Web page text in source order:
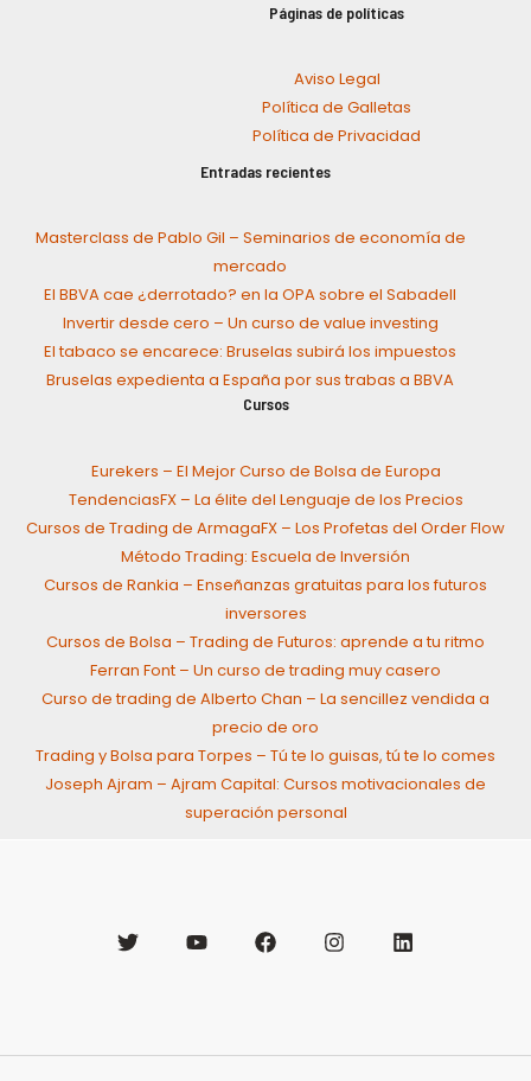
Páginas de políticas
Aviso Legal
Política de Galletas
Política de Privacidad
Entradas recientes
Masterclass de Pablo Gil – Seminarios de economía de
mercado
El BBVA cae ¿derrotado? en la OPA sobre el Sabadell
Invertir desde cero – Un curso de value investing
El tabaco se encarece: Bruselas subirá los impuestos
Bruselas expedienta a España por sus trabas a BBVA
Cursos
Eurekers – El Mejor Curso de Bolsa de Europa
TendenciasFX – La élite del Lenguaje de los Precios
Cursos de Trading de ArmagaFX – Los Profetas del Order Flow
Método Trading: Escuela de Inversión
Cursos de Rankia – Enseñanzas gratuitas para los futuros
inversores
Cursos de Bolsa – Trading de Futuros: aprende a tu ritmo
Ferran Font – Un curso de trading muy casero
Curso de trading de Alberto Chan – La sencillez vendida a
precio de oro
Trading y Bolsa para Torpes – Tú te lo guisas, tú te lo comes
Joseph Ajram – Ajram Capital: Cursos motivacionales de
superación personal